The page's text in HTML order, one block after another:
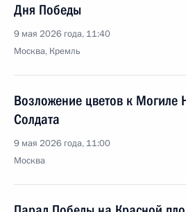
Дня Победы
9 мая 2026 года, 11:40
Москва, Кремль
Возложение цветов к Могиле
Солдата
9 мая 2026 года, 11:00
Москва